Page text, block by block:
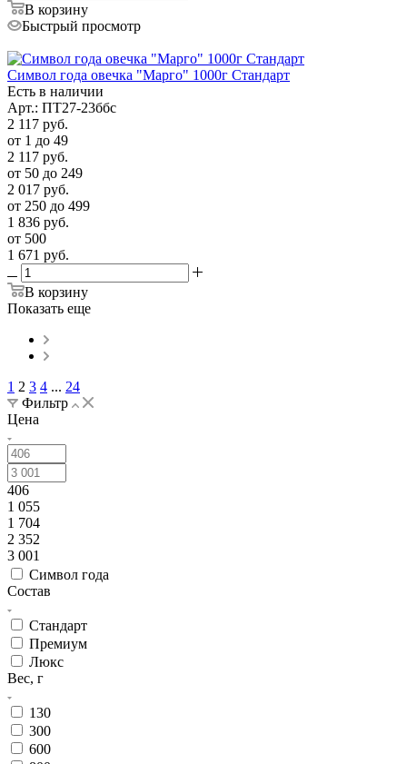
В корзину
Быстрый просмотр
Символ года овечка "Марго" 1000г Стандарт
Есть в наличии
Арт.: ПТ27-23ббс
2 117 руб.
от 1 до 49
2 117 руб.
от 50 до 249
2 017 руб.
от 250 до 499
1 836 руб.
от 500
1 671 руб.
В корзину
Показать еще
1 2 3 4 ... 24
Фильтр
Цена
406
1 055
1 704
2 352
3 001
Символ года
Состав
Стандарт
Премиум
Люкс
Вес, г
130
300
600